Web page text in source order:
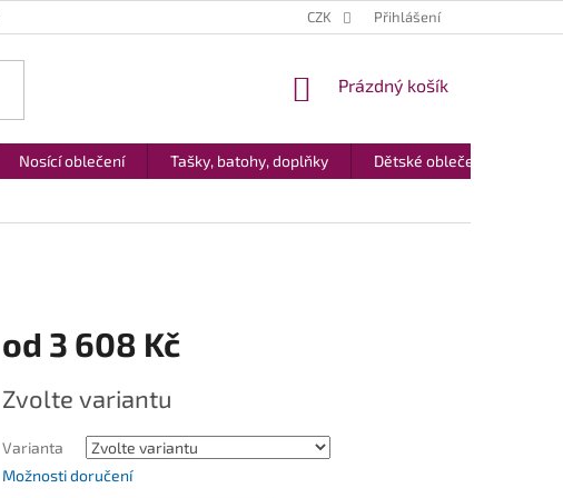
CZK Přihlášení
NÁKUPNÍ
Prázdný košík
Nosící oblečení Tašky, batohy, doplňky Dětské oblečení
od 3 608 Kč
cena:
Zvolte variantu
Varianta
Možnosti doručení